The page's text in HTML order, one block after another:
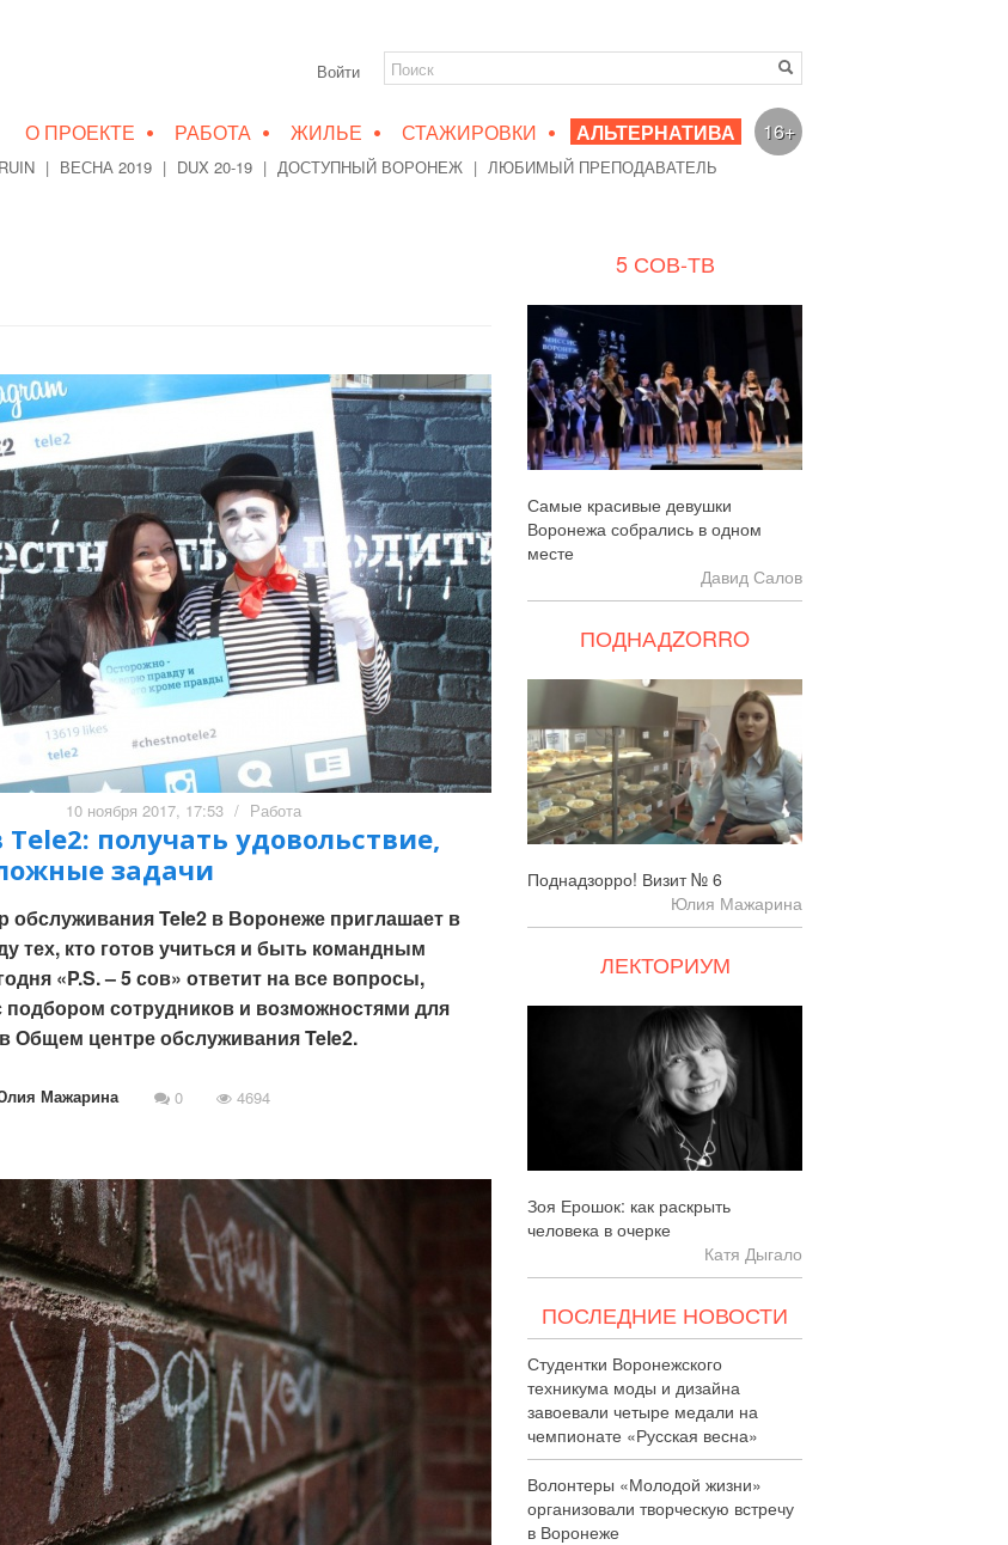
Войти
О ПРОЕКТЕ • РАБОТА • ЖИЛЬЕ • СТАЖИРОВКИ • АЛЬТЕРНАТИВА
| ВЕСНА 2019 | DUX 20-19 | ДОСТУПНЫЙ ВОРОНЕЖ | ЛЮБИМЫЙ ПРЕПОДАВАТЕЛЬ
16+
10 ноября 2017, 17:53 / Работа
Tele2: получать удовольствие,
задачи
обслуживания Tele2 в Воронеже приглашает в
тех, кто готов учиться и быть командным
«P.S. – 5 сов» ответит на все вопросы,
подбором сотрудников и возможностями для
Общем центре обслуживания Tele2.
Мажарина 0 4694
5 СОВ-ТВ
Самые красивые девушки
Воронежа собрались в одном
месте
Давид Салов
ПОДНАДZORRO
Поднадзорро! Визит № 6
Юлия Мажарина
ЛЕКТОРИУМ
Зоя Ерошок: как раскрыть
человека в очерке
Катя Дыгало
ПОСЛЕДНИЕ НОВОСТИ
Студентки Воронежского
техникума моды и дизайна
завоевали четыре медали на
чемпионате «Русская весна»
Волонтеры «Молодой жизни»
организовали творческую встречу
в Воронеже